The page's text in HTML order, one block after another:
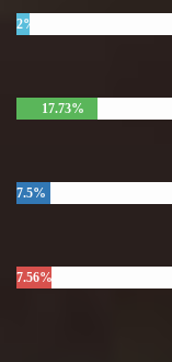
2%
17.73%
7.5%
7.56%